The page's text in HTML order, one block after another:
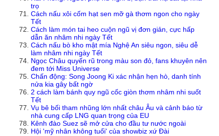
trọ
Cách nấu xôi cốm hạt sen mỡ gà thơm ngon cho ngày
Tết
Cách làm món tai heo cuộn ngũ vị đơn giản, cực hấp
dẫn ăn nhâm nhi ngày Tết
Cách nấu bò kho mật mía Nghệ An siêu ngon, siêu dễ
làm nhâm nhi ngày Tết
Ngọc Châu quyến rũ trong màu son đỏ, fans khuyên nên
đem tới Miss Universe
Chấn động: Song Joong Ki xác nhận hẹn hò, danh tính
nửa kia gây bất ngờ
2 cách làm bánh quy ngũ cốc giòn thơm nhâm nhi suốt
Tết
Vụ bê bối tham nhũng lớn nhất châu Âu và cảnh báo từ
nhà cung cấp LNG quan trọng của EU
Kênh đào Suez sẽ mở cửa cho đầu tư nước ngoài
Hội 'mỹ nhân không tuổi' của showbiz xứ Đài